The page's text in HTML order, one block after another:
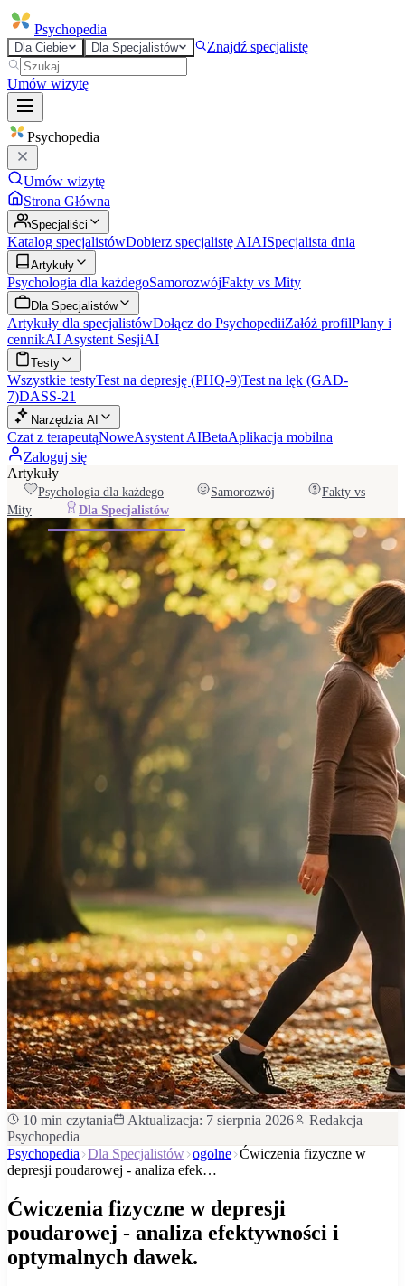
Psychopedia
Dla Ciebie Dla Specjalistów Znajdź specjalistę
Umów wizytę
Psychopedia
Umów wizytę
Strona Główna
Specjaliści
Katalog specjalistówDobierz specjalistę AIAISpecjalista dnia
Artykuły
Psychologia dla każdegoSamorozwójFakty vs Mity
Dla Specjalistów
Artykuły dla specjalistówDołącz do PsychopediiZałóż profilPlany i
cennikAI Asystent SesjiAI
Testy
Wszystkie testyTest na depresję (PHQ-9)Test na lęk (GAD-
7)DASS-21
Narzędzia AI
Czat z terapeutąNoweAsystent AIBetaAplikacja mobilna
Zaloguj się
Artykuły
Psychologia dla każdego Samorozwój
Fakty vs
Mity
Dla Specjalistów
10 min czytania Aktualizacja: 7 sierpnia 2026
Redakcja
Psychopedia
Psychopedia Dla Specjalistów ogolne Ćwiczenia fizyczne w
depresji poudarowej - analiza efek…
Ćwiczenia fizyczne w depresji
poudarowej - analiza efektywności i
optymalnych dawek.